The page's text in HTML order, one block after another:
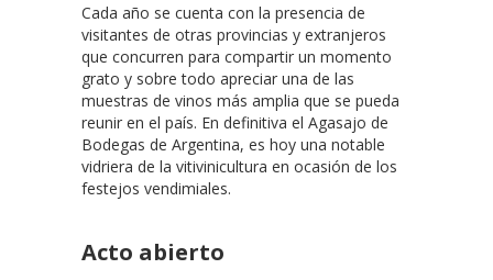
Cada año se cuenta con la presencia de
visitantes de otras provincias y extranjeros
que concurren para compartir un momento
grato y sobre todo apreciar una de las
muestras de vinos más amplia que se pueda
reunir en el país. En definitiva el Agasajo de
Bodegas de Argentina, es hoy una notable
vidriera de la vitivinicultura en ocasión de los
festejos vendimiales.
Acto abierto